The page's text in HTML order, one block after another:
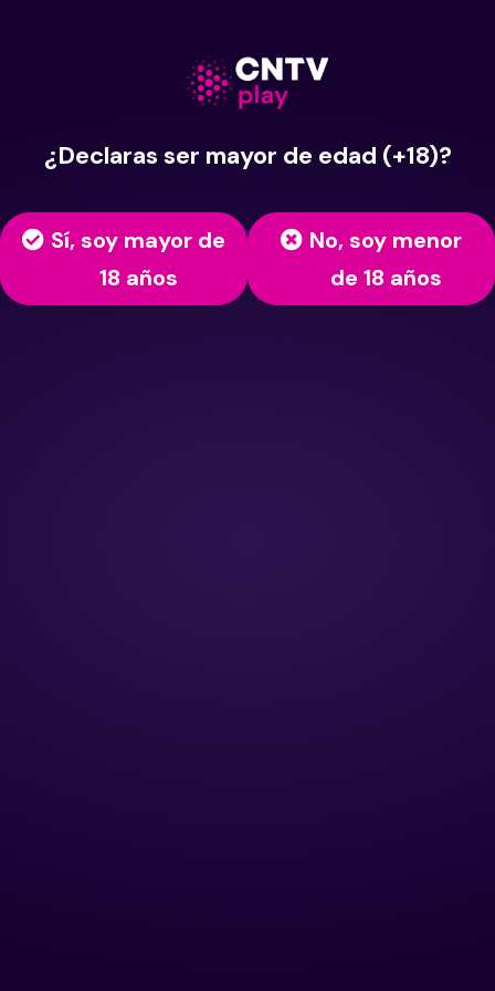
¿Declaras ser mayor de edad (+18)?
Sí, soy mayor de
18 años
No, soy menor
de 18 años